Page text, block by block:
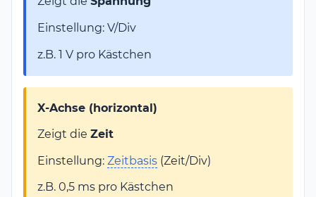
Einstellung: V/Div
z.B. 1 V pro Kästchen
X-Achse (horizontal)
Zeigt die Zeit
Einstellung: Zeitbasis (Zeit/Div)
z.B. 0,5 ms pro Kästchen